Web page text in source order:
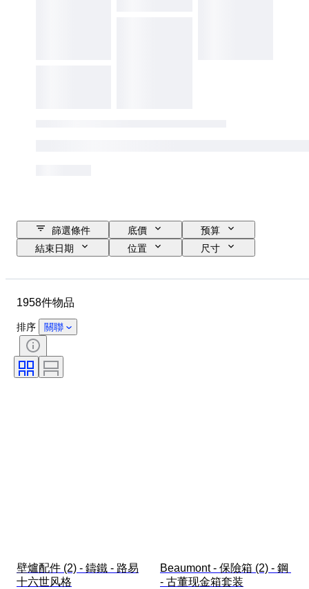
篩選條件 底價
预算
結束日期
位置
尺寸
狀態
標題
顏色
自鳴鐘
錶殼直徑
1958件物品
排序 關聯
壁爐配件 (2) - 鑄鐵 - 路易
十六世风格
Beaumont - 保險箱 (2) - 鋼
- 古董现金箱套装